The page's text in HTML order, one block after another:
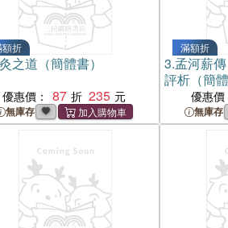
額折
之道（簡體書）
優惠價： 87 235
無庫存
滿額折
3.孟河薪
評析（簡體
優惠價
無庫存